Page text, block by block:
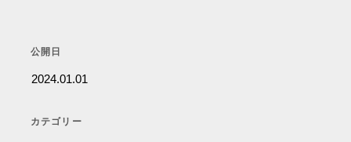
公開日
2024.01.01
カテゴリー